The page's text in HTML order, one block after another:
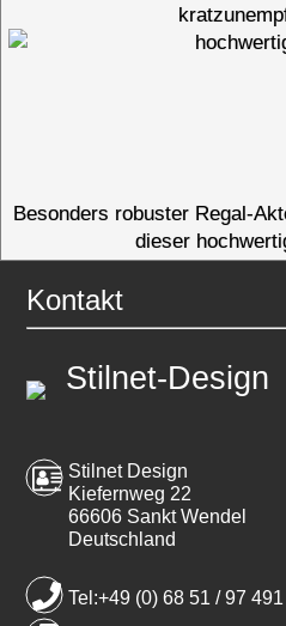
Besonders robuster Regal-
dieser
Kontakt
Stilnet-Design
Stilnet Design
Kiefernweg 22
66606 Sankt Wendel
Deutschland
Tel:+49 (0) 68 51 / 97